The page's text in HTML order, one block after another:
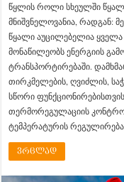
წყლის როლი სხეულში
მნიშვნელოვანია, რადგან:
წყალი აუცილებელია ყველა
მონაწილეობს ენერგიის
ტრანსპორტირებაში.
თირკმელების, ღვიძლის,
სწორი
თერმორეგულაციის
ტემპერატურის
ვრცლად